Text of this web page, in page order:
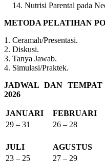
Nutrisi Parental pada
METODA PELATIHAN
1. Ceramah/Presentasi.
2. Diskusi.
3. Tanya Jawab.
4. Simulasi/Praktek.
JADWAL DAN
2026
JANUARI FEBRUARI
29 – 31
26 – 28
JULI AGUSTUS
23 – 25
27 – 29